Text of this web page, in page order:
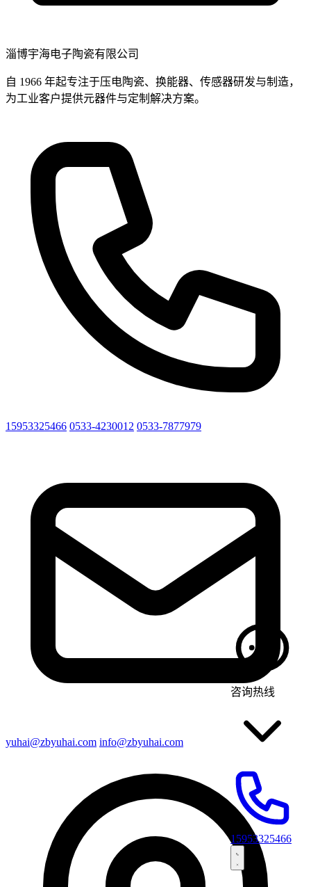
淄博宇海电子陶瓷有限公司
自 1966 年起专注于压电陶瓷、换能器、传感器研发与制造，
为工业客户提供元器件与定制解决方案。
15953325466 0533-4230012 0533-7877979
yuhai@zbyuhai.com info@zbyuhai.com
咨询热线
15953325466